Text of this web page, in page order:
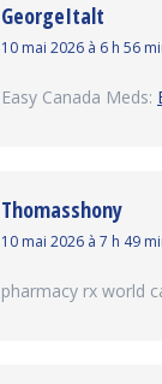
GeorgeItalt
dit
10 mai 2026 à 6 h 56
Easy Canada Meds:
Thomasshony
dit
10 mai 2026 à 7 h 49
pharmacy rx world